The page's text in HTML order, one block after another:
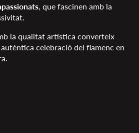
, que fascinen amb la
la qualitat artística converteix
celebració del flamenc en